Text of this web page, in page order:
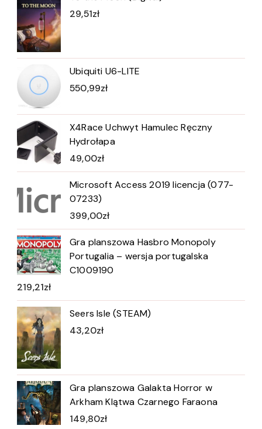
29,51zł
Ubiquiti U6-LITE
550,99zł
X4Race Uchwyt Hamulec Ręczny
Hydrołapa
49,00zł
Microsoft Access 2019 licencja (077-
07233)
399,00zł
Gra planszowa Hasbro Monopoly
Portugalia – wersja portugalska
C1009190
219,21zł
Seers Isle (STEAM)
43,20zł
Gra planszowa Galakta Horror w
Arkham Klątwa Czarnego Faraona
149,80zł